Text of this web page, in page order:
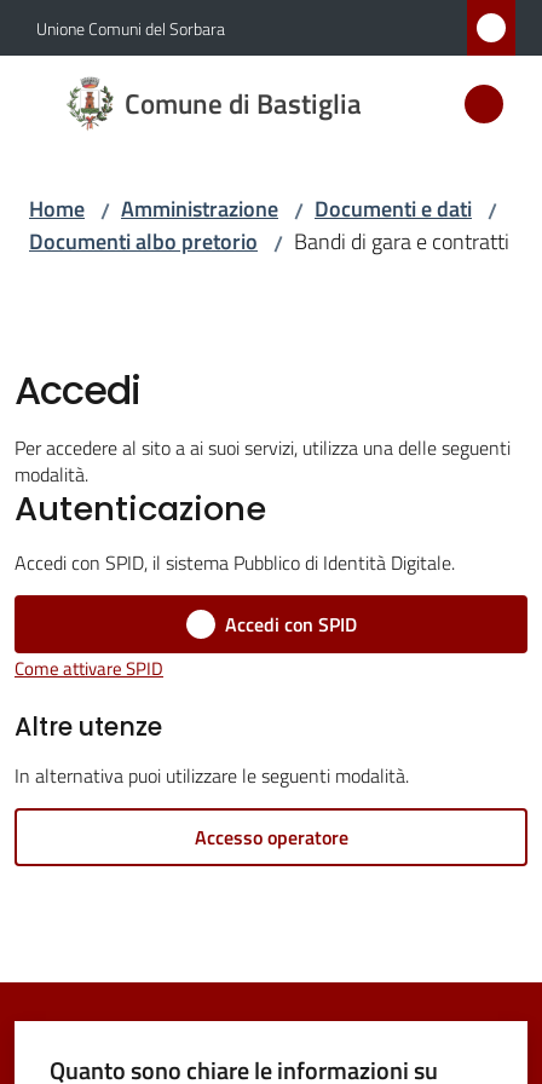
Vai al contenuto
Vai alla navigazione
Vai al footer
Unione Comuni del Sorbara
Comune di Bastiglia
Comune
di
Amministrazione
Servizi
Vivere
Bastiglia
Tutti
argomenti...
su
Home / Amministrazione / Documenti e dati /
Documenti albo pretorio / Bandi di gara e contratti
Accedi
Per accedere al sito a ai suoi servizi, utilizza una delle seguenti
modalità.
Autenticazione
Accedi con SPID, il sistema Pubblico di Identità Digitale.
Accedi con SPID
Come attivare SPID
Altre utenze
In alternativa puoi utilizzare le seguenti modalità.
Accesso operatore
Quanto sono chiare le informazioni su